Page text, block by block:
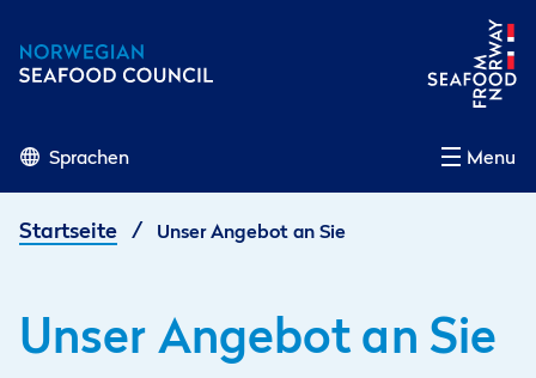
Menu
Sprachen
Startseite / Unser Angebot an Sie
Unser Angebot an Sie